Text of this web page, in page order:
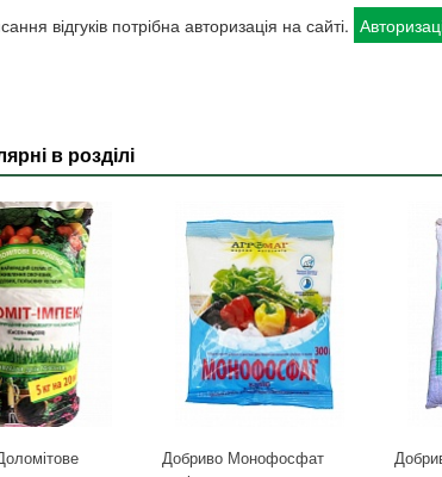
відгуків потрібна авторизація на сайті.
в розділі
Добриво Монофосфат